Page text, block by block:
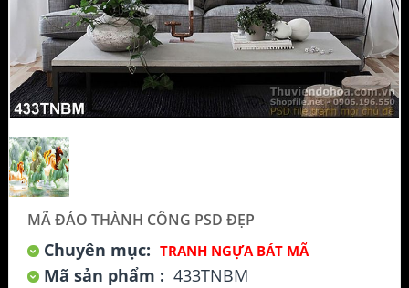
MÃ ĐÁO THÀNH CÔNG PSD ĐẸP
Chuyên mục: TRANH NGỰA BÁT MÃ
Mã sản phẩm : 433TNBM